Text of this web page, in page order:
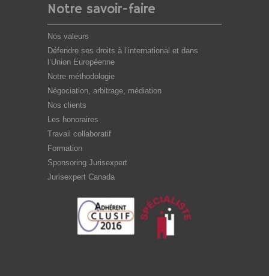
Notre savoir-faire
Nos valeurs
Défendre ses droits à l’international et dans
l’Union Européenne
Notre méthodologie
Négociation, arbitrage, médiation
Nos clients
Les honoraires
Travail collaboratif
Formation
Sponsoring Jurisexpert
Jurisexpert Canada